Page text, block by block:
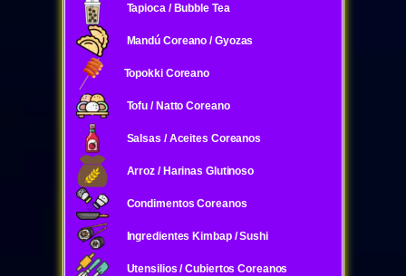
Tapioca / Bubble Tea
Mandú Coreano / Gyozas
Topokki Coreano
Tofu / Natto Coreano
Salsas / Aceites Coreanos
Arroz / Harinas Glutinoso
Condimentos Coreanos
Ingredientes Kimbap / Sushi
Utensilios / Cubiertos Coreanos